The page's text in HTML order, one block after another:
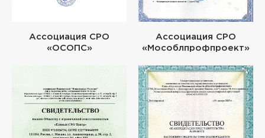
Ассоциация СРО
«ОСОПС»
Ассоциация СРО
«Мособлпрофпроект»